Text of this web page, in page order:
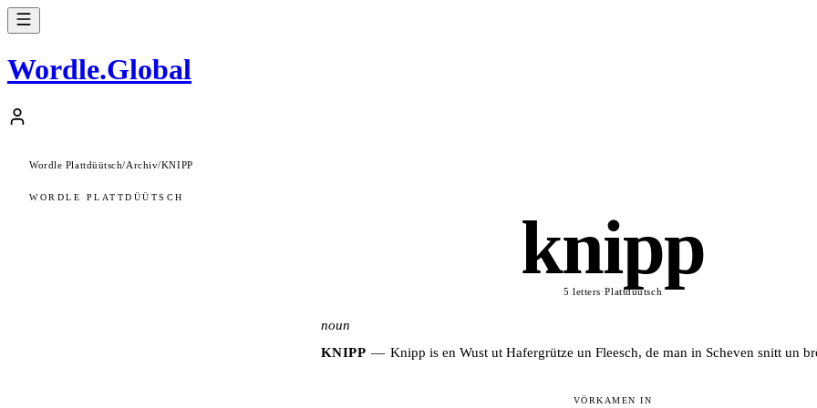
Wordle.Global
Wordle Plattdüütsch/Archiv/KNIPP
WORDLE PLATTDÜÜTSCH
knipp
5 letters·Plattdüütsch
noun
KNIPP — Knipp is en Wust ut Hafergrütze un Fleesch, de man in Scheven snitt un
VÖRKAMEN IN